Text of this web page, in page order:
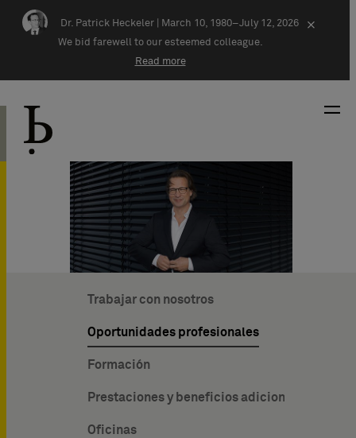
Skip navigation
Dr. Patrick Heckeler |
March 10, 1980–July 12, 2026
We bid farewell to our esteemed colleague.
Read more
×
Trabajar con nosotros
Oportunidades profesionales
Formación
Prestaciones y beneficios adicionales
Oficinas